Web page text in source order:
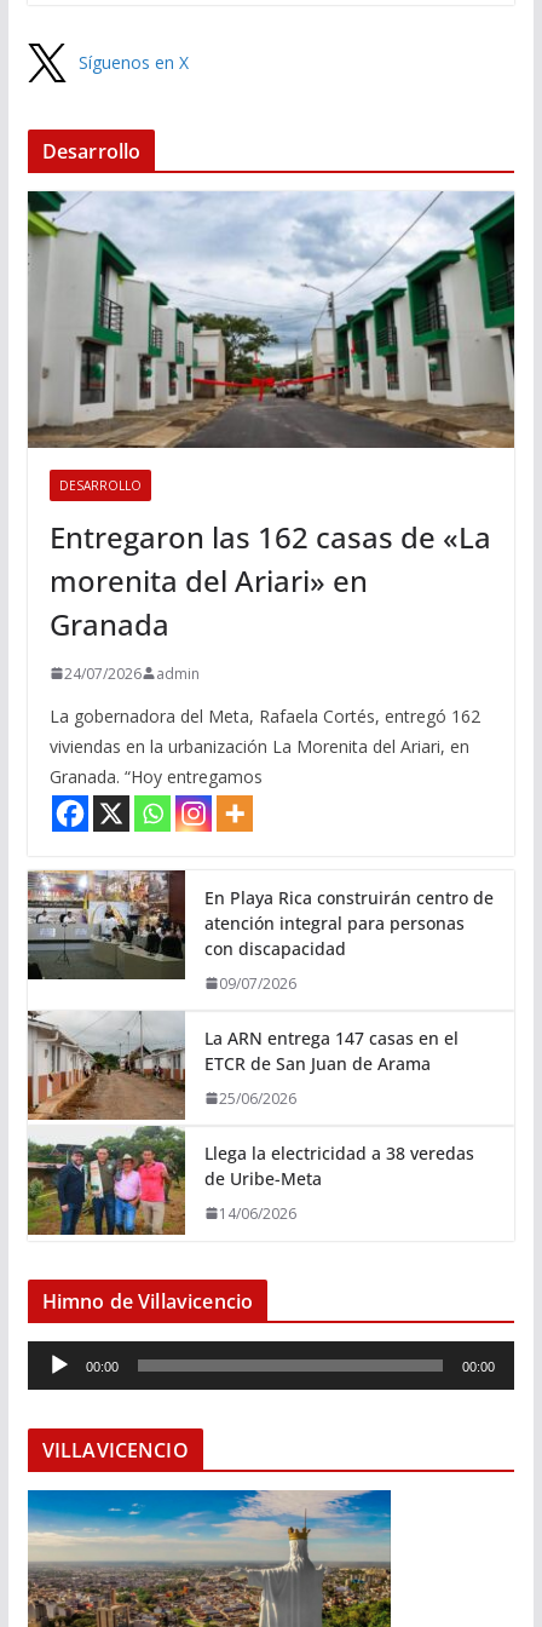
Síguenos en X
Desarrollo
DESARROLLO
Entregaron las 162 casas de «La
morenita del Ariari» en
Granada
24/07/2026 admin
La gobernadora del Meta, Rafaela Cortés, entregó 162
viviendas en la urbanización La Morenita del Ariari, en
Granada. “Hoy entregamos
En Playa Rica construirán centro de
atención integral para personas
con discapacidad
09/07/2026
La ARN entrega 147 casas en el
ETCR de San Juan de Arama
25/06/2026
Llega la electricidad a 38 veredas
de Uribe-Meta
14/06/2026
Himno de Villavicencio
e
o
d
u
c
t
00:00 00:00
VILLAVICENCIO